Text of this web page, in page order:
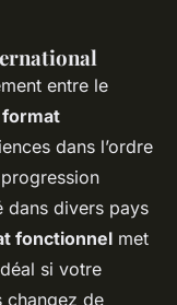
entre le
format
dans l’ordre
dans divers pays
fonctionnel met
si votre
changez de